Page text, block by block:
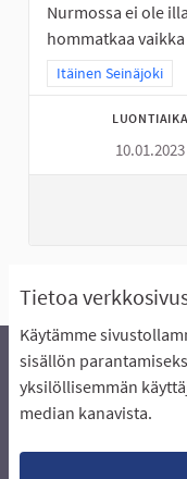
Tietoa
Käytämme
sisällön
yksilöllisemmän
median kanavista.
Nurmossa ei ole
hommatkaa
Rajaa tulokset
Itäinen Seinäjoki
LUONTIAIKA
10.01.2023
Äänestyksen
Näin äänestät